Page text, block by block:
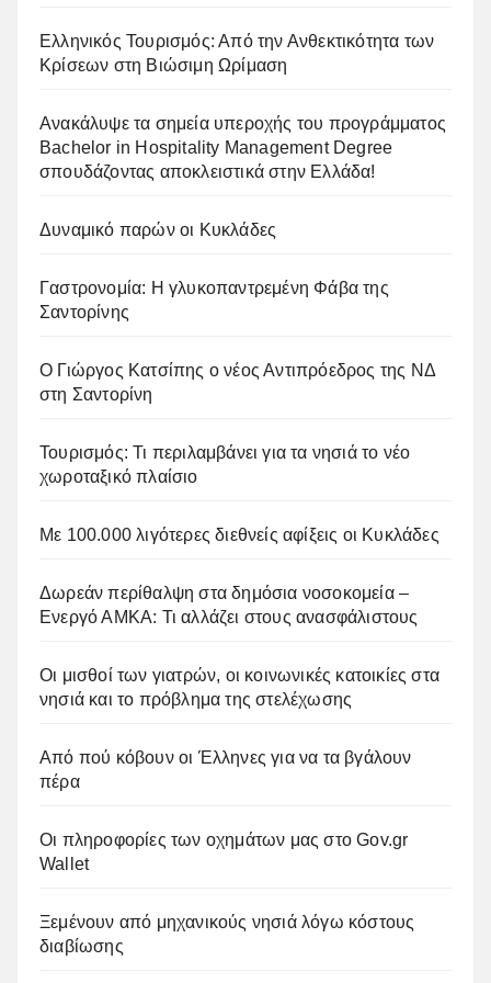
Ελληνικός Τουρισμός: Από την Ανθεκτικότητα των
Κρίσεων στη Βιώσιμη Ωρίμαση
Ανακάλυψε τα σημεία υπεροχής του προγράμματος
Bachelor in Hospitality Management Degree
σπουδάζοντας αποκλειστικά στην Ελλάδα!
Δυναμικό παρών οι Κυκλάδες
Γαστρονομία: Η γλυκοπαντρεμένη Φάβα της
Σαντορίνης
Ο Γιώργος Κατσίπης ο νέος Αντιπρόεδρος της ΝΔ
στη Σαντορίνη
Τουρισμός: Τι περιλαμβάνει για τα νησιά το νέο
χωροταξικό πλαίσιο
Με 100.000 λιγότερες διεθνείς αφίξεις οι Κυκλάδες
Δωρεάν περίθαλψη στα δημόσια νοσοκομεία –
Ενεργό ΑΜΚΑ: Τι αλλάζει στους ανασφάλιστους
Οι μισθοί των γιατρών, οι κοινωνικές κατοικίες στα
νησιά και το πρόβλημα της στελέχωσης
Από πού κόβουν οι Έλληνες για να τα βγάλουν
πέρα
Οι πληροφορίες των οχημάτων μας στο Gov.gr
Wallet
Ξεμένουν από μηχανικούς νησιά λόγω κόστους
διαβίωσης